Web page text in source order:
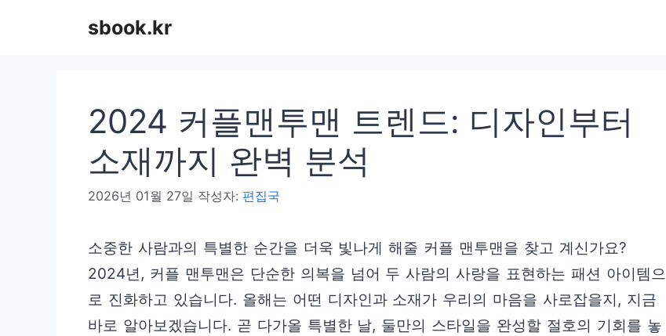
sbook.kr
2024 커플맨투맨 트렌드: 디자인부터
소재까지 완벽 분석
2026년 01월 27일 작성자: 편집국
소중한 사람과의 특별한 순간을 더욱 빛나게 해줄 커플 맨투맨을 찾고 계신가요?
2024년, 커플 맨투맨은 단순한 의복을 넘어 두 사람의 사랑을 표현하는 패션 아이템으
로 진화하고 있습니다. 올해는 어떤 디자인과 소재가 우리의 마음을 사로잡을지, 지금
바로 알아보겠습니다. 곧 다가올 특별한 날, 둘만의 스타일을 완성할 절호의 기회를 놓